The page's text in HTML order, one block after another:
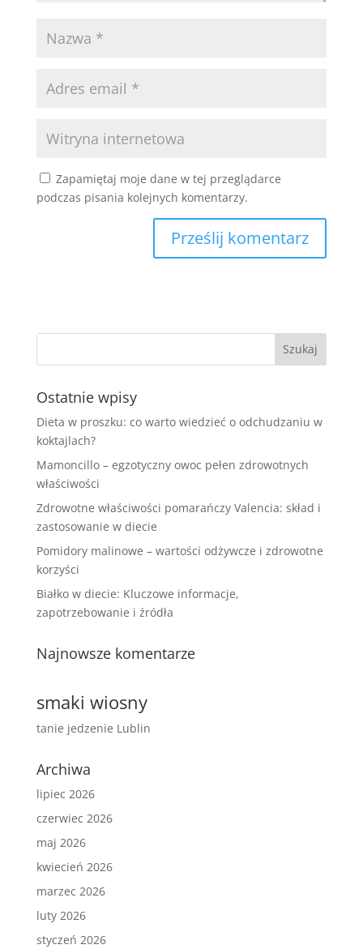
Zapamiętaj moje dane w tej przeglądarce
podczas pisania kolejnych komentarzy.
Ostatnie wpisy
Dieta w proszku: co warto wiedzieć o odchudzaniu w
koktajlach?
Mamoncillo – egzotyczny owoc pełen zdrowotnych
właściwości
Zdrowotne właściwości pomarańczy Valencia: skład i
zastosowanie w diecie
Pomidory malinowe – wartości odżywcze i zdrowotne
korzyści
Białko w diecie: Kluczowe informacje,
zapotrzebowanie i źródła
Najnowsze komentarze
smaki wiosny
tanie jedzenie Lublin
Archiwa
lipiec 2026
czerwiec 2026
maj 2026
kwiecień 2026
marzec 2026
luty 2026
styczeń 2026